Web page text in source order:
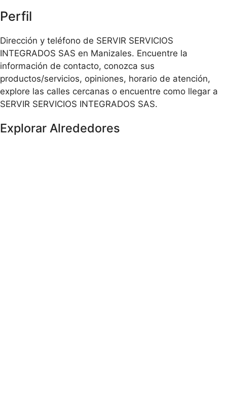
Perfil
Dirección y teléfono de SERVIR SERVICIOS
INTEGRADOS SAS en Manizales. Encuentre la
información de contacto, conozca sus
productos/servicios, opiniones, horario de atención,
explore las calles cercanas o encuentre como llegar a
SERVIR SERVICIOS INTEGRADOS SAS.
Explorar Alrededores